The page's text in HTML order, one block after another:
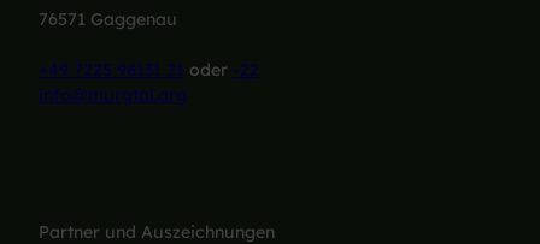
76571 Gaggenau
+49 7225 98131 21 oder -22
info@murgtal.org
Partner und Auszeichnungen